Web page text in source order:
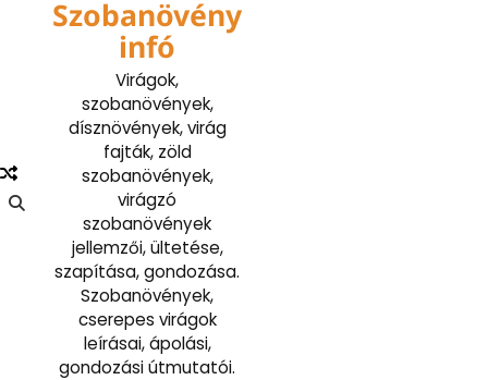
Szobanövény
infó
Virágok,
szobanövények,
dísznövények, virág
fajták, zöld
szobanövények,
virágzó
szobanövények
jellemzői, ültetése,
szapítása, gondozása.
Szobanövények,
cserepes virágok
leírásai, ápolási,
gondozási útmutatói.